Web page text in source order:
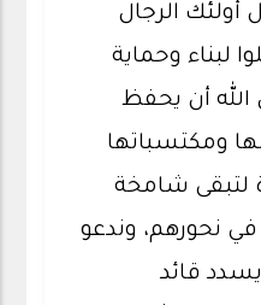
أولئك الرجال
لبناء وحماية
الله أن يحفظ
ومكتسباتها
لتبقى شامخة
في نحورهم، وندعو
قائد